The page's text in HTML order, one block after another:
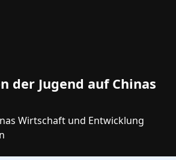
der Jugend auf Chinas
Wirtschaft und Entwicklung